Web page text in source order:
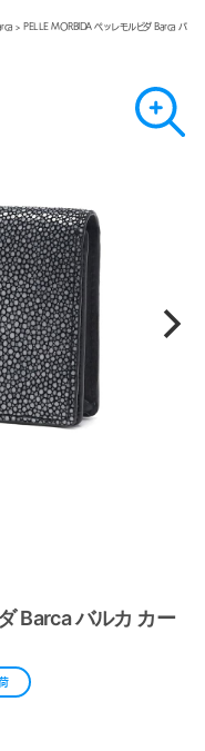
> PELLE MORBIDA ペッレモルビダ Barca バ
Barca バルカ カー